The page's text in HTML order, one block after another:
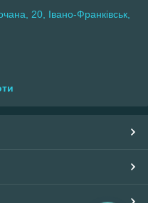
20, Івано-Франківськ,